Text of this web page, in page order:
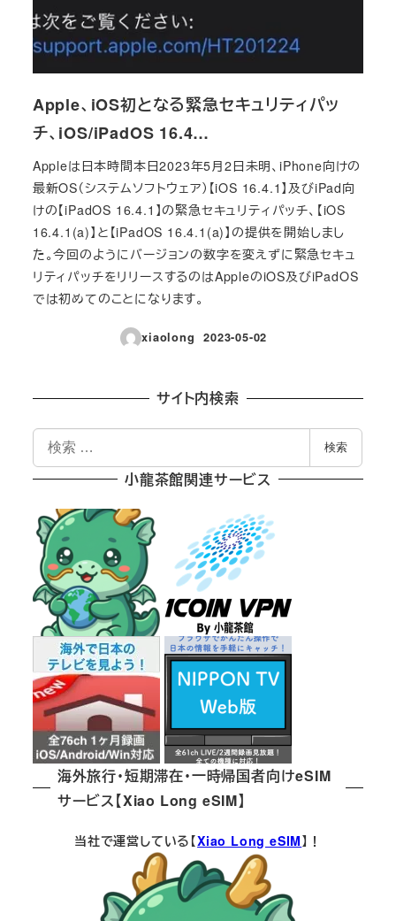
Apple、iOS初となる緊急セキュリティパッ
チ、iOS/iPadOS 16.4…
Appleは日本時間本日2023年5月2日未明、iPhone向けの
最新OS（システムソフトウェア）【iOS 16.4.1】及びiPad向
けの【iPadOS 16.4.1】の緊急セキュリティパッチ、【iOS
16.4.1(a)】と【iPadOS 16.4.1(a)】の提供を開始しまし
た。今回のようにバージョンの数字を変えずに緊急セキュ
リティパッチをリリースするのはAppleのiOS及びiPadOS
では初めてのことになります。
xiaolong
投稿日
2023-05-02
サイト内検索
検
索
検索
小龍茶館関連サービス
海外旅行・短期滞在・一時帰国者向けeSIM
サービス【Xiao Long eSIM】
当社で運営している【Xiao Long eSIM】！